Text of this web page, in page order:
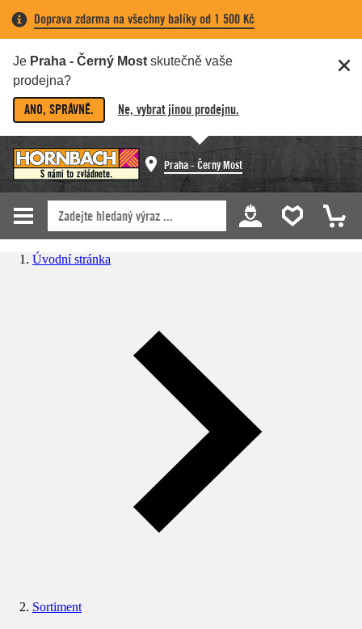
Doprava zdarma na všechny balíky od 1 500 Kč
Je Praha - Černý Most skutečně vaše
prodejna?
ANO, SPRÁVNĚ. Ne, vybrat jinou prodejnu.
Praha - Černý Most
Úvodní stránka
Sortiment